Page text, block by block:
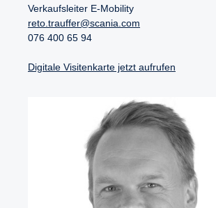
Verkaufsleiter E-Mobility
reto.trauffer@scania.com
076 400 65 94
Digitale Visitenkarte jetzt aufrufen